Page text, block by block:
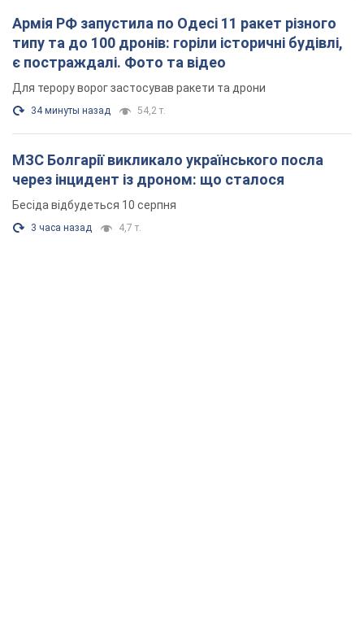
Армія РФ запустила по Одесі 11 ракет різного
типу та до 100 дронів: горіли історичні будівлі,
є постраждалі. Фото та відео
Для терору ворог застосував ракети та дрони
34 минуты назад 54,2 т.
МЗС Болгарії викликало українського посла
через інцидент із дроном: що сталося
Бесіда відбудеться 10 серпня
3 часа назад 4,7 т.